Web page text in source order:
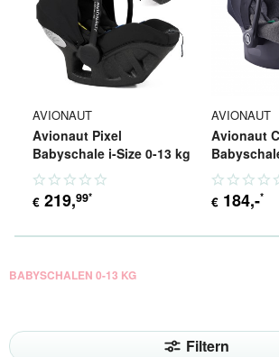
AVIONAUT
Avionaut Pixel
Babyschale i-Size 0-13 kg
€ 219,99*
AVIONAUT
Avionaut
€ 184,-*
BABYSCHALEN 0-13 KG
Filtern